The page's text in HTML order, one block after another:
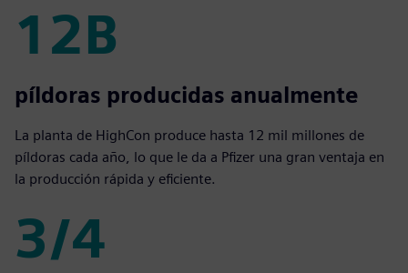
12B
12B
píldoras producidas anualmente
La planta de HighCon produce hasta 12 mil millones de
píldoras cada año, lo que le da a Pfizer una gran ventaja en
la producción rápida y eficiente.
3/4